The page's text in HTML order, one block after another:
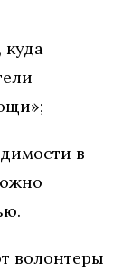
куда
в
волонтеры